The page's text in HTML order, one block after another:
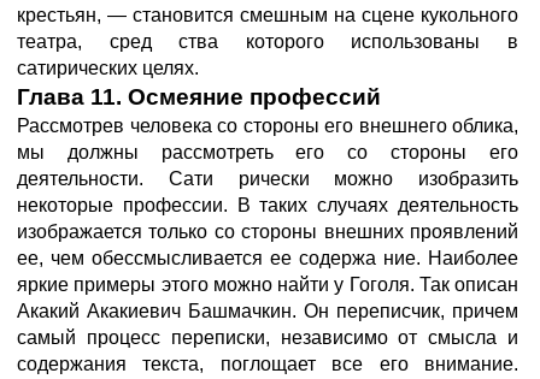
крестьян, — становится смешным на сцене кукольного
театра, сред ства которого использованы в
сатирических целях.
Глава 11. Осмеяние профессий
Рассмотрев человека со стороны его внешнего облика,
мы должны рассмотреть его со стороны его
деятельности. Сати рически можно изобразить
некоторые профессии. В таких случаях деятельность
изображается только со стороны внешних проявлений
ее, чем обессмысливается ее содержа ние. Наиболее
яркие примеры этого можно найти у Гоголя. Так описан
Акакий Акакиевич Башмачкин. Он переписчик, причем
самый процесс переписки, независимо от смысла и
содержания текста, поглощает все его внимание.